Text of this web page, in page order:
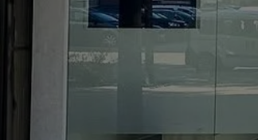
Implantes,